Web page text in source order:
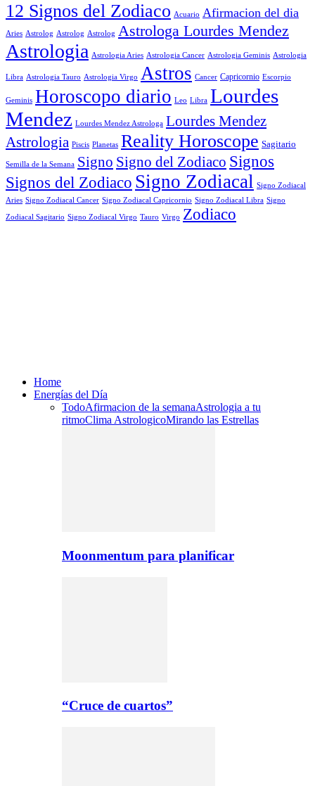
12 Signos del Zodiaco Acuario Afirmacion del dia
Aries Astrolog Astrolog Astrolog Astrologa Lourdes Mendez
Astrologia Astrologia Aries Astrologia Cancer Astrologia Geminis Astrologia
Libra Astrologia Tauro Astrologia Virgo Astros Cancer Capricornio Escorpio
Geminis Horoscopo diario Leo Libra Lourdes
Mendez Lourdes Mendez Astrologa Lourdes Mendez
Astrologia Piscis Planetas Reality Horoscope Sagitario
Semilla de la Semana Signo Signo del Zodiaco Signos
Signos del Zodiaco Signo Zodiacal Signo Zodiacal
Aries Signo Zodiacal Cancer Signo Zodiacal Capricornio Signo Zodiacal Libra Signo
Zodiacal Sagitario Signo Zodiacal Virgo Tauro Virgo Zodiaco
Home
Energías del Día
TodoAfirmacion de la semanaAstrologia a tu
ritmoClima AstrologicoMirando las Estrellas
Moonmentum para planificar
“Cruce de cuartos”